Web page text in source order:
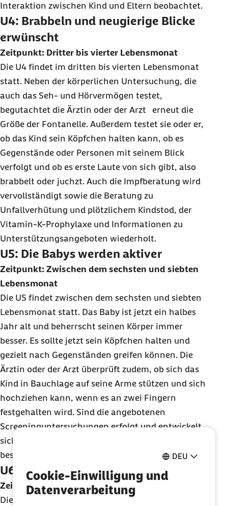
DEU
Cookie-Einwilligung und
Datenverarbeitung
Interaktion zwischen Kind und Eltern beobachtet.
U4: Brabbeln und neugierige Blicke
erwünscht
Zeitpunkt: Dritter bis vierter Lebensmonat
Die U4 findet im dritten bis vierten Lebensmonat
statt. Neben der körperlichen Untersuchung, die
auch das Seh- und Hörvermögen testet,
begutachtet die Ärztin oder der Arzt erneut die
Größe der Fontanelle. Außerdem testet sie oder er,
ob das Kind sein Köpfchen halten kann, ob es
Gegenstände oder Personen mit seinem Blick
verfolgt und ob es erste Laute von sich gibt, also
brabbelt oder juchzt. Auch die Impfberatung wird
vervollständigt sowie die Beratung zu
Unfallverhütung und plötzlichem Kindstod, der
Vitamin-K-Prophylaxe und Informationen zu
Unterstützungsangeboten wiederholt.
U5: Die Babys werden aktiver
Zeitpunkt: Zwischen dem sechsten und siebten
Lebensmonat
Die U5 findet zwischen dem sechsten und siebten
Lebensmonat statt. Das Baby ist jetzt ein halbes
Jahr alt und beherrscht seinen Körper immer
besser. Es sollte jetzt sein Köpfchen halten und
gezielt nach Gegenständen greifen können. Die
Ärztin oder der Arzt überprüft zudem, ob sich das
Kind in Bauchlage auf seine Arme stützen und sich
hochziehen kann, wenn es an zwei Fingern
festgehalten wird. Sind die angebotenen
Screeninguntersuchungen erfolgt und entwickelt
sich das Kind altersgerecht? Jetzt wird auch nach
besonderen Belastungen in der Familie gefragt.
U6: Sitzen, Stehen, Brabbeln
Zeitpunkt: Kurz vor dem ersten Geburtstag
Die U6 findet meist kurz vor dem ersten Geburtstag